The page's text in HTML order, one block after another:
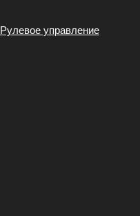
Рулевое управление